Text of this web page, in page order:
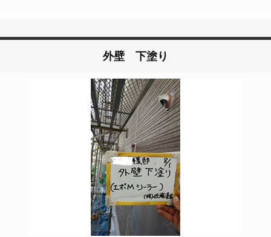
外壁 下塗り